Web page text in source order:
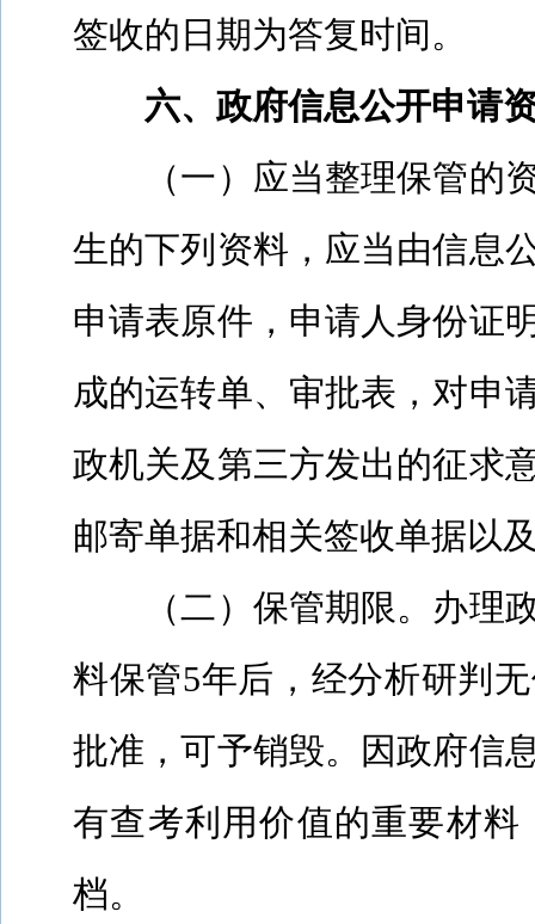
签收的日期为答复时间。
六、政府信息公开申请
（一）应当整理保管的
生的下列资料，应当由信息
申请表原件，申请人身份证
成的运转单、审批表，对申
政机关及第三方发出的征求
邮寄单据和相关签收单据以
（二）保管期限。办理
料保管5年后，经分析研判
批准，可予销毁。因政府信
有查考利用价值的重要材
档。